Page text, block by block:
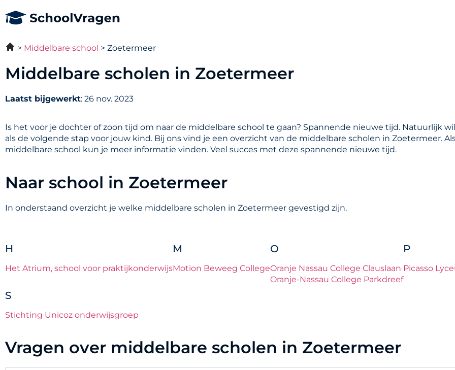
Middelbare school Zoetermeer
Middelbare scholen in Zoetermeer
Laatst bijgewerkt: 26 nov. 2023
Is het voor je dochter of zoon tijd om naar de middelbare school te gaan? Spannende nieuwe tijd. Natuurlijk
als de volgende stap voor jouw kind. Bij ons vind je een overzicht van de middelbare scholen in Zoetermeer.
middelbare school kun je meer informatie vinden. Veel succes met deze spannende nieuwe tijd.
Naar school in Zoetermeer
In onderstaand overzicht je welke middelbare scholen in Zoetermeer gevestigd zijn.
H
Het Atrium, school voor praktijkonderwijs
M
Motion Beweeg College
O
Oranje Nassau College Clauslaan
Oranje-Nassau College Parkdreef
P
Picasso
S
Stichting Unicoz onderwijsgroep
Vragen over middelbare scholen in Zoetermeer